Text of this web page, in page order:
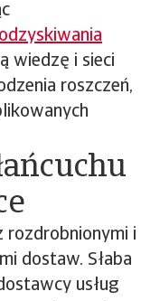
odzyskiwania
wiedzę i sieci
roszczeń,
rozdrobnionymi i
dostaw. Słaba
usług